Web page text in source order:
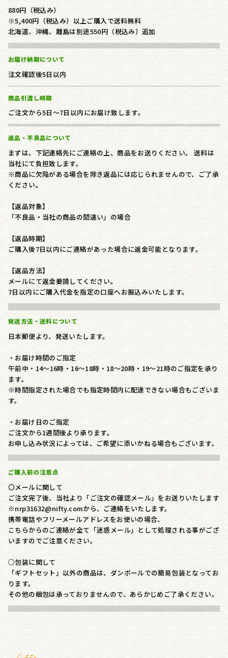
880円（税込み）
※5,400円（税込み）以上ご購入で送料無料
北海道、沖縄、離島は別途550円（税込み）追加
お届け納期について
注文確認後5日以内
商品引渡し時期
ご注文から5日～7日以内にお届け致します。
返品・不良品について
まずは、下記連絡先にご連絡の上、商品をお送りください。 送料は
当社にて負担致します。
※商品に欠陥がある場合を除き返品には応じられませんので、ご了承
ください。
【返品対象】
「不良品・当社の商品の間違い」の場合
【返品時期】
ご購入後7日以内にご連絡があった場合に返金可能となります。
【返品方法】
メールにて返金要請してください。
7日以内にご購入代金を指定の口座へお振込みいたします。
発送方法・送料について
日本郵便より、発送いたします。
・お届け時間のご指定
午前中・14～16時・16～18時・18～20時・19～21時のご指定を承り
ます。
※時間指定された場合でも指定時間内に配達できない場合もございま
す。
・お届け日のご指定
ご注文から1週間後より承ります。
お申し込み状況によっては、ご希望に添いかねる場合もございます。
ご購入前の注意点
〇メールに関して
ご注文完了後、当社より「ご注文の確認メール」をお送りいたします
※nrp31632@nifty.comから、ご連絡をいたします。
携帯電話やフリーメールアドレスをお使いの場合、
こちらからのご連絡が全て「迷惑メール」として処理される事がござ
いますのでご注意ください。
○包装に関して
「ギフトセット」以外の商品は、ダンボールでの簡易包装となってお
ります。
その他の梱包は承っておりませんので、あらかじめご了承ください。